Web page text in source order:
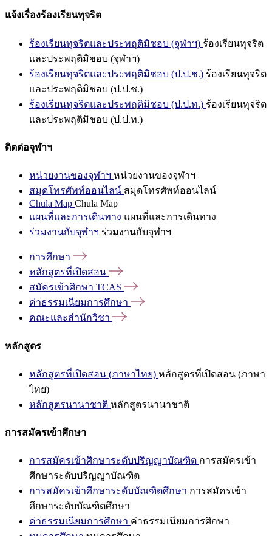
แจ้งเรื่องร้องเรียนทุจริต
ร้องเรียนทุจริตและประพฤติมิชอบ (จุฬาฯ) ร้องเรียนทุจริต
และประพฤติมิชอบ (จุฬาฯ)
ร้องเรียนทุจริตและประพฤติมิชอบ (ป.ป.ช.) ร้องเรียนทุจริต
และประพฤติมิชอบ (ป.ป.ช.)
ร้องเรียนทุจริตและประพฤติมิชอบ (ป.ป.ท.) ร้องเรียนทุจริต
และประพฤติมิชอบ (ป.ป.ท.)
ติดต่อจุฬาฯ
หน่วยงานของจุฬาฯ หน่วยงานของจุฬาฯ
สมุดโทรศัพท์ออนไลน์ สมุดโทรศัพท์ออนไลน์
Chula Map Chula Map
แผนที่และการเดินทาง แผนที่และการเดินทาง
ร่วมงานกับจุฬาฯ ร่วมงานกับจุฬาฯ
การศึกษา
หลักสูตรที่เปิดสอน
สมัครเข้าศึกษา TCAS
ค่าธรรมเนียมการศึกษา
คณะและสำนักวิชา
หลักสูตร
หลักสูตรที่เปิดสอน (ภาษาไทย) หลักสูตรที่เปิดสอน (ภาษา
ไทย)
หลักสูตรนานาชาติ หลักสูตรนานาชาติ
การสมัครเข้าศึกษา
การสมัครเข้าศึกษาระดับปริญญาบัณฑิต การสมัครเข้า
ศึกษาระดับปริญญาบัณฑิต
การสมัครเข้าศึกษาระดับบัณฑิตศึกษา การสมัครเข้า
ศึกษาระดับบัณฑิตศึกษา
ค่าธรรมเนียมการศึกษา ค่าธรรมเนียมการศึกษา